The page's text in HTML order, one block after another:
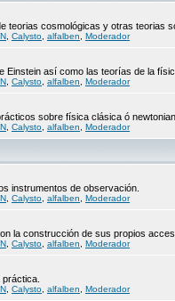
teorias cosmológicas y otras teorias
Calysto alfalben Moderador
Einstein así como las teorías de la
Calysto alfalben Moderador
sobre física clásica ó
Calysto alfalben Moderador
instrumentos de observación.
Calysto alfalben Moderador
la construcción de sus propios
Calysto alfalben Moderador
Calysto alfalben Moderador